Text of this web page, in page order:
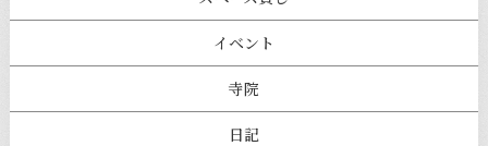
イベント
寺院
日記